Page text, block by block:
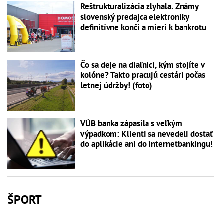
Reštrukturalizácia zlyhala. Známy
slovenský predajca elektroniky
definitívne končí a mieri k bankrotu
Čo sa deje na diaľnici, kým stojíte v
kolóne? Takto pracujú cestári počas
letnej údržby! (foto)
VÚB banka zápasila s veľkým
výpadkom: Klienti sa nevedeli dostať
do aplikácie ani do internetbankingu!
ŠPORT